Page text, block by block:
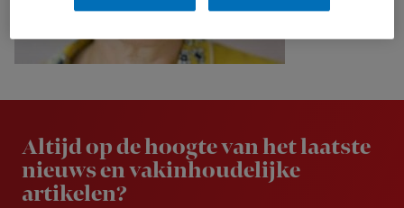
Altijd op de hoogte van het laatste
nieuws en vakinhoudelijke
artikelen?